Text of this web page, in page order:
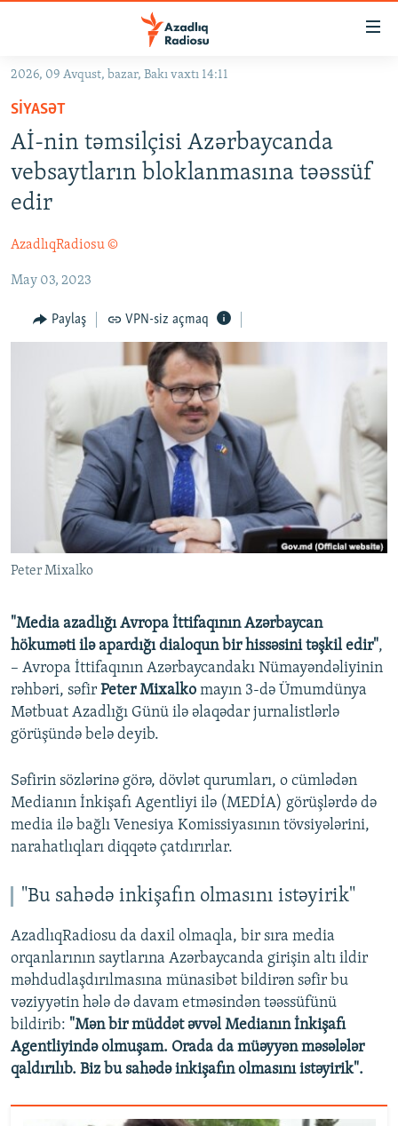
Əsas
qayıt
Əsas
naviqasiyaya
qayıt
Axtarışa
GÜNDƏM
#İZAHLA
KORRUPSIOMETR
#ƏSLINDƏ
QANUNI DOĞRU
ARAŞDIRMA
MULTIMEDIA
KARIKATURA
AZƏRBAYCAN ƏDƏBIYYATI KITABXANASI
İSLAM VƏ DEMOKRATIYA
İZ - MƏDƏNIYYƏT PROQRAMI
PEŞƏ ETIKASI VƏ JURNALISTIKA STANDARTLARIMIZ
MATERIALLARIMIZDAN ISTIFADƏ
AZADLIQRADIOSU MOBIL TELEFONUNUZDA
BIZIMLƏ ƏLAQƏ
XƏBƏR BÜLLETENLƏRIMIZ
BIZI IZLƏ
RFE/RL-in bütün saytları
2026, 09 Avqust, bazar, Bakı vaxtı 14:11
SIYASƏT
Aİ-nin təmsilçisi Azərbaycanda
vebsaytların bloklanmasına təəssüf
edir
AzadlıqRadiosu ©
May 03, 2023
Paylaş VPN-siz açmaq
Peter Mixalko
"Media azadlığı Avropa İttifaqının Azərbaycan
hökuməti ilə apardığı dialoqun bir hissəsini təşkil edir",
– Avropa İttifaqının Azərbaycandakı Nümayəndəliyinin
rəhbəri, səfir Peter Mixalko mayın 3-də Ümumdünya
Mətbuat Azadlığı Günü ilə əlaqədar jurnalistlərlə
görüşündə belə deyib.
Səfirin sözlərinə görə, dövlət qurumları, o cümlədən
Medianın İnkişafı Agentliyi ilə (MEDİA) görüşlərdə də
media ilə bağlı Venesiya Komissiyasının tövsiyələrini,
narahatlıqları diqqətə çatdırırlar.
"Bu sahədə inkişafın olmasını istəyirik"
AzadlıqRadiosu da daxil olmaqla, bir sıra media
orqanlarının saytlarına Azərbaycanda girişin altı ildir
məhdudlaşdırılmasına münasibət bildirən səfir bu
vəziyyətin hələ də davam etməsindən təəssüfünü
bildirib: "Mən bir müddət əvvəl Medianın İnkişafı
Agentliyində olmuşam. Orada da müəyyən məsələlər
qaldırılıb. Biz bu sahədə inkişafın olmasını istəyirik".